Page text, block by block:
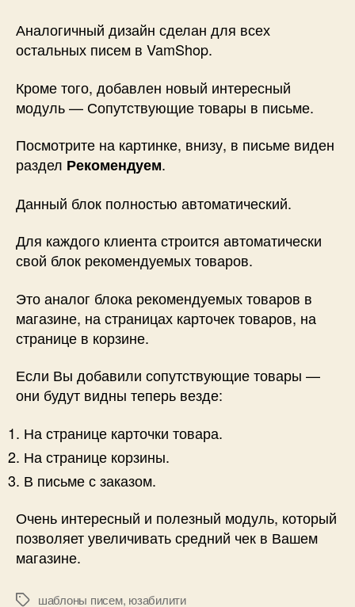
Аналогичный дизайн сделан для всех
остальных писем в VamShop.
Кроме того, добавлен новый интересный
модуль — Сопутствующие товары в письме.
Посмотрите на картинке, внизу, в письме виден
раздел Рекомендуем.
Данный блок полностью автоматический.
Для каждого клиента строится автоматически
свой блок рекомендуемых товаров.
Это аналог блока рекомендуемых товаров в
магазине, на страницах карточек товаров, на
странице в корзине.
Если Вы добавили сопутствующие товары —
они будут видны теперь везде:
На странице карточки товара.
На странице корзины.
В письме с заказом.
Очень интересный и полезный модуль, который
позволяет увеличивать средний чек в Вашем
магазине.
Меткишаблоны писем, юзабилити